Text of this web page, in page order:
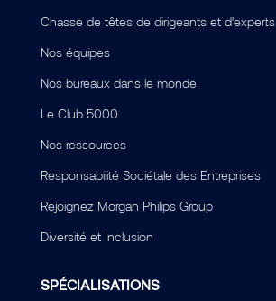
Chasse de têtes de dirigeants et d’experts
Nos équipes
Nos bureaux dans le monde
Le Club 5000
Nos ressources
Responsabilité Sociétale des Entreprises
Rejoignez Morgan Philips Group
Diversité et Inclusion
SPÉCIALISATIONS